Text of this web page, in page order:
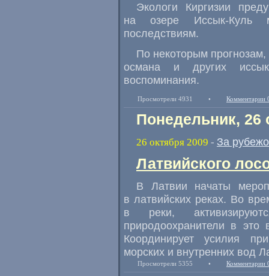
Экологи Киргизии
на озере Иссык-Куль
последствиям.
По некоторым
османа и других
воспоминания.
Просмотрели 4931 • Комментарии
Понедельник, 26
26 октября 2009 - За
Латвийского
В Латвии начаты
в латвийских реках. Во
в реки,
природоохранители в
Координирует усилия
морских и внутренних вод
Просмотрели 5355 • Комментарии